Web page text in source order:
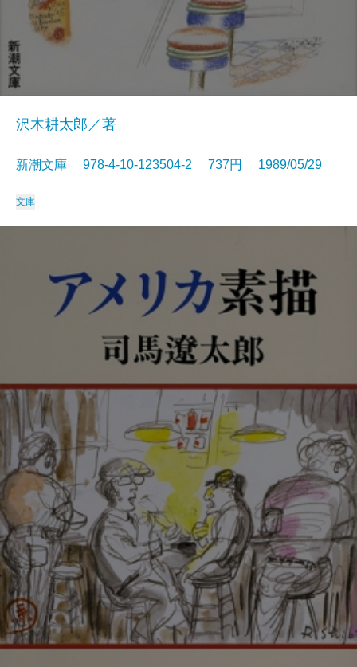
沢木耕太郎／著
新潮文庫 978-4-10-123504-2 737円 1989/05/29
文庫